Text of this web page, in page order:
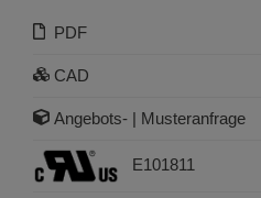
PDF
CAD
Angebots- | Musteranfrage
E101811